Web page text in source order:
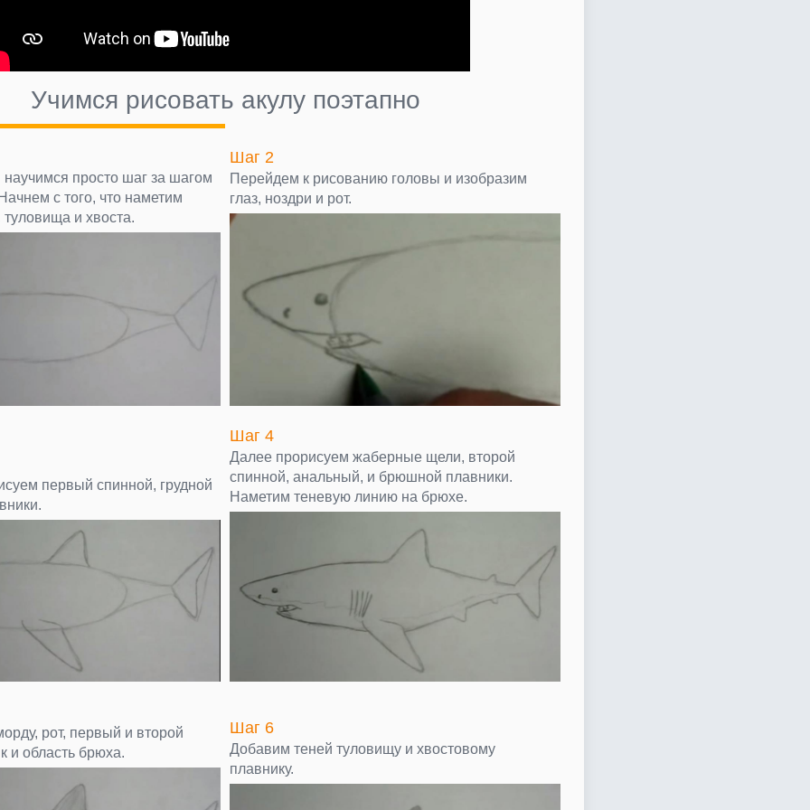
Учимся рисовать акулу поэтапно
просто шаг за шагом
с того, что наметим
и хвоста.
Шаг 2
Перейдем к рисованию головы и изобразим
глаз, ноздри и рот.
первый спинной, грудной
Шаг 4
Далее прорисуем жаберные щели, второй
спинной, анальный, и брюшной плавники.
Наметим теневую линию на брюхе.
рот, первый и второй
и область брюха.
Шаг 6
Добавим теней туловищу и хвостовому
плавнику.